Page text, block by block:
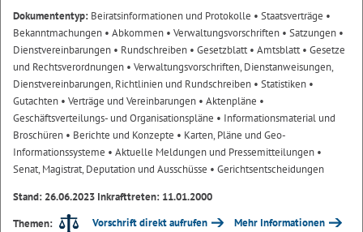
Dokumententyp: Beiratsinformationen und Protokolle • Staatsverträge •
Bekanntmachungen • Abkommen • Verwaltungsvorschriften • Satzungen •
Dienstvereinbarungen • Rundschreiben • Gesetzblatt• Amtsblatt• Gesetze
und Rechtsverordnungen • Verwaltungsvorschriften, Dienstanweisungen,
Dienstvereinbarungen, Richtlinien und Rundschreiben • Statistiken •
Gutachten • Verträge und Vereinbarungen • Aktenpläne •
Geschäftsverteilungs- und Organisationspläne • Informationsmaterial und
Broschüren • Berichte und Konzepte • Karten, Pläne und Geo-
Informationssysteme • Aktuelle Meldungen und Pressemitteilungen •
Senat, Magistrat, Deputation und Ausschüsse • Gerichtsentscheidungen
Stand: 26.06.2023 Inkrafttreten: 11.01.2000
Themen:
Vorschrift direkt aufrufen Mehr Informationen